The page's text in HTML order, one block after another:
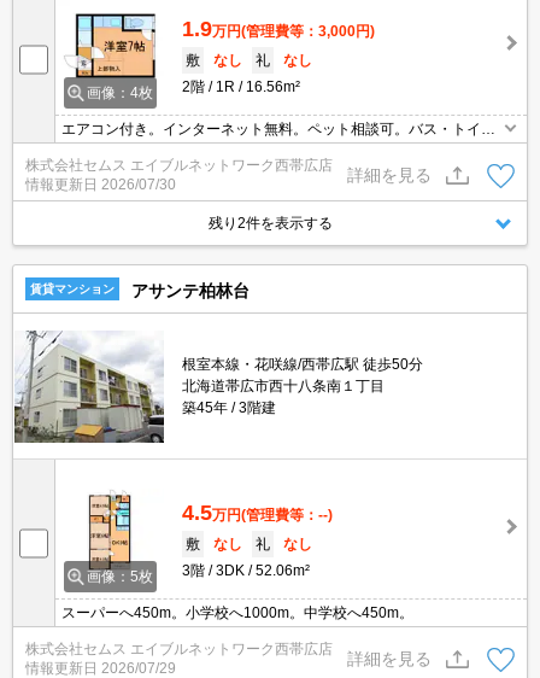
画像：4枚
1.9万円(管理費等：3,000円)
敷
なし 礼
なし
2階
1R 16.56m²
エアコン付き。インターネット無料。ペット相談可。バス・トイレ
株式会社セムス エイブルネットワーク西帯広店
情報更新日 2026/07/30
詳細を見る
残り2件を表示する
賃貸マンション アサンテ柏林台
根室本線・花咲線/西帯広駅 徒歩50分
北海道帯広市西十八条南１丁目
築45年
3階建
画像：5枚
4.5万円(管理費等：--)
敷
なし 礼
なし
3階
3DK 52.06m²
スーパーへ450m。小学校へ1000m。中学校へ450m。
株式会社セムス エイブルネットワーク西帯広店
情報更新日 2026/07/29
詳細を見る